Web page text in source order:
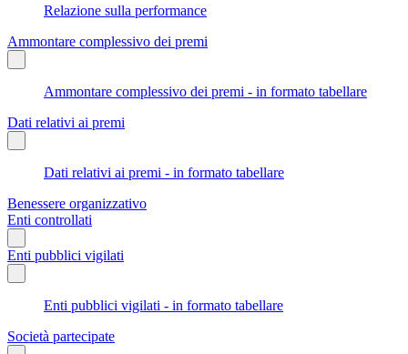
Relazione sulla performance
Ammontare complessivo dei premi
Ammontare complessivo dei premi - in formato tabellare
Dati relativi ai premi
Dati relativi ai premi - in formato tabellare
Benessere organizzativo
Enti controllati
Enti pubblici vigilati
Enti pubblici vigilati - in formato tabellare
Società partecipate